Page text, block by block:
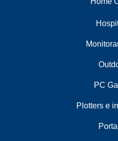
PC
Plotters e